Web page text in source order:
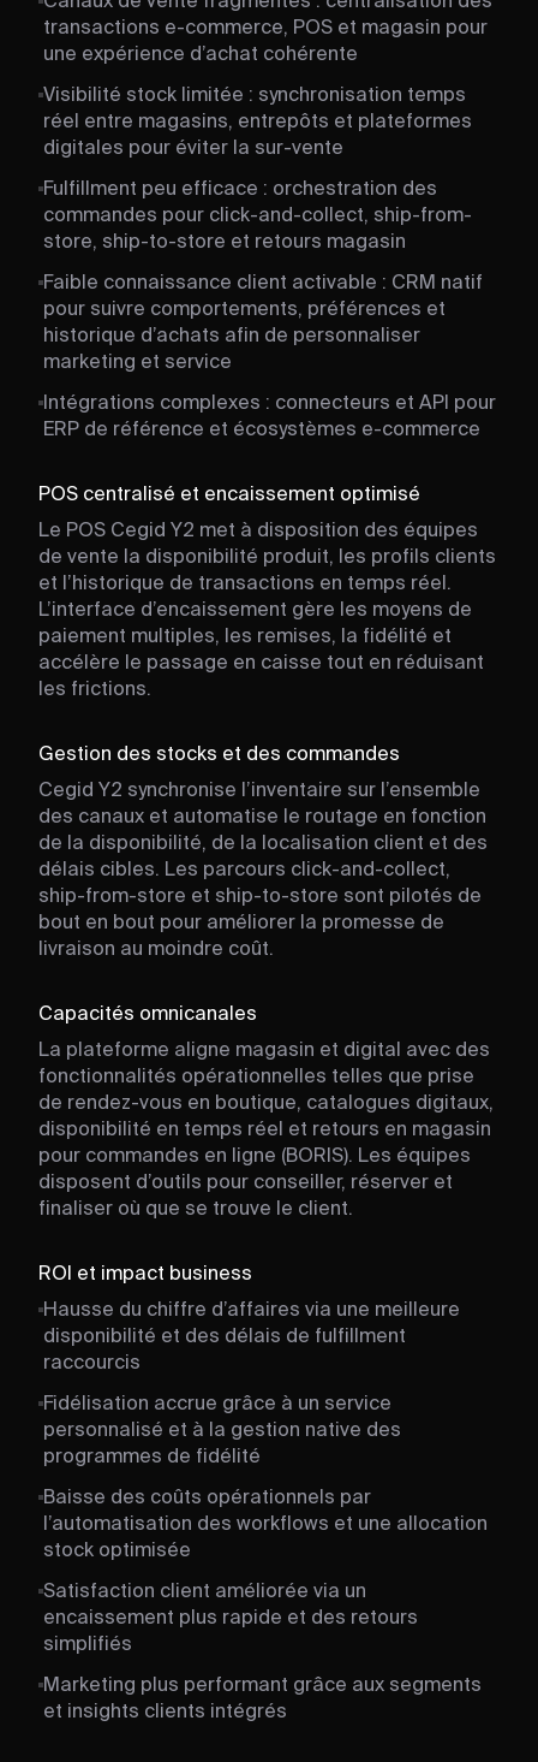
transactions e-commerce, POS et magasin pour
une expérience d’achat cohérente
Visibilité stock limitée : synchronisation temps
réel entre magasins, entrepôts et plateformes
digitales pour éviter la sur-vente
Fulfillment peu efficace : orchestration des
commandes pour click-and-collect, ship-from-
store, ship-to-store et retours magasin
Faible connaissance client activable : CRM natif
pour suivre comportements, préférences et
historique d’achats afin de personnaliser
marketing et service
Intégrations complexes : connecteurs et API pour
ERP de référence et écosystèmes e-commerce
POS centralisé et encaissement optimisé
Le POS Cegid Y2 met à disposition des équipes
de vente la disponibilité produit, les profils clients
et l’historique de transactions en temps réel.
L’interface d’encaissement gère les moyens de
paiement multiples, les remises, la fidélité et
accélère le passage en caisse tout en réduisant
les frictions.
Gestion des stocks et des commandes
Cegid Y2 synchronise l’inventaire sur l’ensemble
des canaux et automatise le routage en fonction
de la disponibilité, de la localisation client et des
délais cibles. Les parcours click-and-collect,
ship-from-store et ship-to-store sont pilotés de
bout en bout pour améliorer la promesse de
livraison au moindre coût.
Capacités omnicanales
La plateforme aligne magasin et digital avec des
fonctionnalités opérationnelles telles que prise
de rendez-vous en boutique, catalogues digitaux,
disponibilité en temps réel et retours en magasin
pour commandes en ligne (BORIS). Les équipes
disposent d’outils pour conseiller, réserver et
finaliser où que se trouve le client.
ROI et impact business
Hausse du chiffre d’affaires via une meilleure
disponibilité et des délais de fulfillment
raccourcis
Fidélisation accrue grâce à un service
personnalisé et à la gestion native des
programmes de fidélité
Baisse des coûts opérationnels par
l’automatisation des workflows et une allocation
stock optimisée
Satisfaction client améliorée via un
encaissement plus rapide et des retours
simplifiés
Marketing plus performant grâce aux segments
et insights clients intégrés